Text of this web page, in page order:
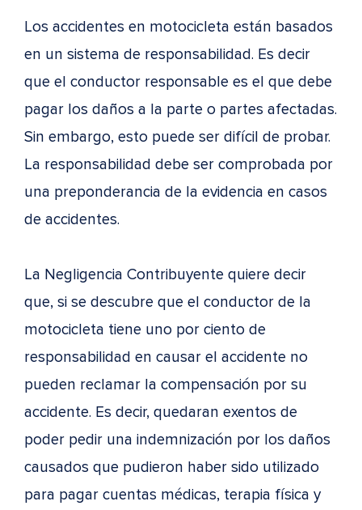
Los accidentes en motocicleta están basados
en un sistema de responsabilidad. Es decir
que el conductor responsable es el que debe
pagar los daños a la parte o partes afectadas.
Sin embargo, esto puede ser difícil de probar.
La responsabilidad debe ser comprobada por
una preponderancia de la evidencia en casos
de accidentes.
La Negligencia Contribuyente quiere decir
que, si se descubre que el conductor de la
motocicleta tiene uno por ciento de
responsabilidad en causar el accidente no
pueden reclamar la compensación por su
accidente. Es decir, quedaran exentos de
poder pedir una indemnización por los daños
causados que pudieron haber sido utilizado
para pagar cuentas médicas, terapia física y